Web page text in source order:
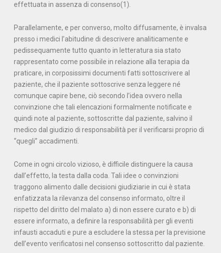
effettuata in assenza di consenso(1).
Parallelamente, e per converso, molto diffusamente, è invalsa
presso i medici l’abitudine di descrivere analiticamente e
pedissequamente tutto quanto in letteratura sia stato
rappresentato come possibile in relazione alla terapia da
praticare, in corposissimi documenti fatti sottoscrivere al
paziente, che il paziente sottoscrive senza leggere né
comunque capire bene, ciò secondo l’idea ovvero nella
convinzione che tali elencazioni formalmente notificate e
quindi note al paziente, sottoscritte dal paziente, salvino il
medico dal giudizio di responsabilità per il verificarsi proprio di
“quegli” accadimenti.
Come in ogni circolo vizioso, è difficile distinguere la causa
dall’effetto, la testa dalla coda. Tali idee o convinzioni
traggono alimento dalle decisioni giudiziarie in cui è stata
enfatizzata la rilevanza del consenso informato, oltre il
rispetto del diritto del malato a) di non essere curato e b) di
essere informato, a definire la responsabilità per gli eventi
infausti accaduti e pure a escludere la stessa per la previsione
dell’evento verificatosi nel consenso sottoscritto dal paziente.